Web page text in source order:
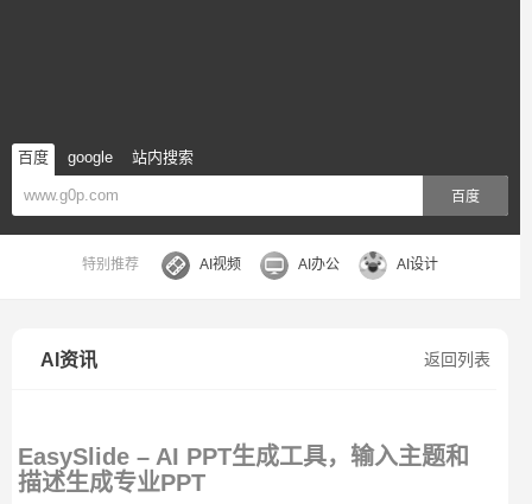
百度 google 站内搜索
百度
特别推荐 AI视频 AI办公 AI设计
返回列表
AI资讯
EasySlide – AI PPT生成工具，输入主题和
描述生成专业PPT